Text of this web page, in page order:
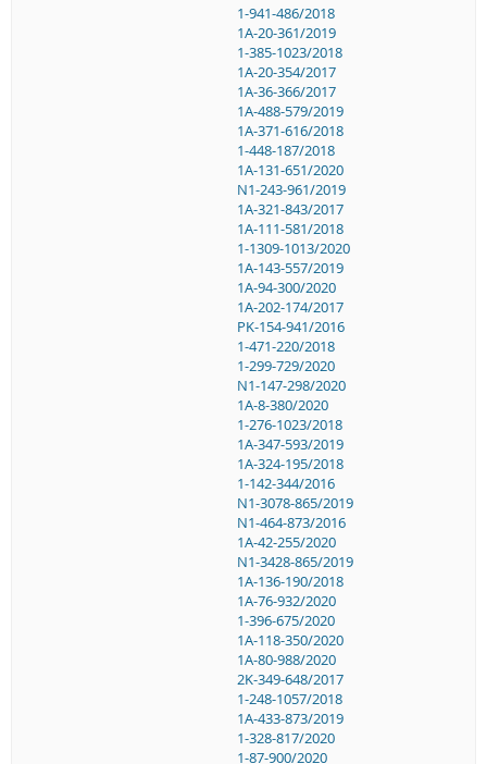
1-941-486/2018
1A-20-361/2019
1-385-1023/2018
1A-20-354/2017
1A-36-366/2017
1A-488-579/2019
1A-371-616/2018
1-448-187/2018
1A-131-651/2020
N1-243-961/2019
1A-321-843/2017
1A-111-581/2018
1-1309-1013/2020
1A-143-557/2019
1A-94-300/2020
1A-202-174/2017
PK-154-941/2016
1-471-220/2018
1-299-729/2020
N1-147-298/2020
1A-8-380/2020
1-276-1023/2018
1A-347-593/2019
1A-324-195/2018
1-142-344/2016
N1-3078-865/2019
N1-464-873/2016
1A-42-255/2020
N1-3428-865/2019
1A-136-190/2018
1A-76-932/2020
1-396-675/2020
1A-118-350/2020
1A-80-988/2020
2K-349-648/2017
1-248-1057/2018
1A-433-873/2019
1-328-817/2020
1-87-900/2020